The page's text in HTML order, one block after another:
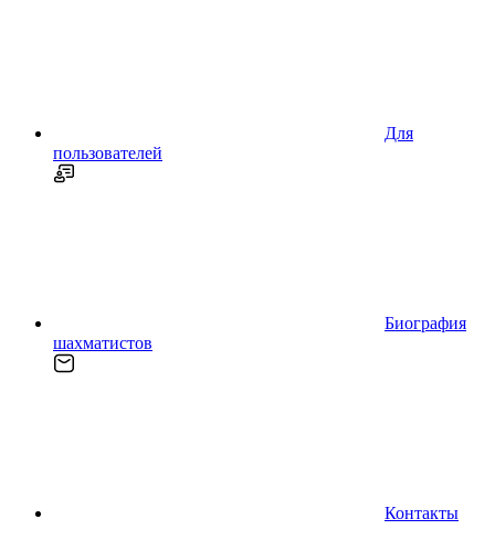
Для
пользователей
Биография
шахматистов
Контакты